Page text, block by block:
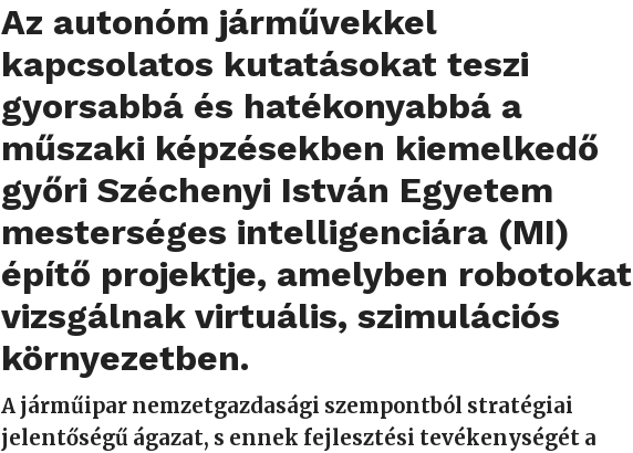
Az autonóm járművekkel
kapcsolatos kutatásokat teszi
gyorsabbá és hatékonyabbá a
műszaki képzésekben kiemelkedő
győri Széchenyi István Egyetem
mesterséges intelligenciára (MI)
építő projektje, amelyben robotokat
vizsgálnak virtuális, szimulációs
környezetben.
A járműipar nemzetgazdasági szempontból stratégiai
jelentőségű ágazat, s ennek fejlesztési tevékenységét a